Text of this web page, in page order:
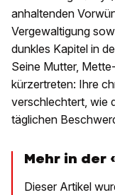
anhaltenden
Vergewaltigung
dunkles Kapitel in
Seine Mutter,
kürzertreten: Ihre
verschlechtert, wie
täglichen
Mehr in der
Dieser Artikel